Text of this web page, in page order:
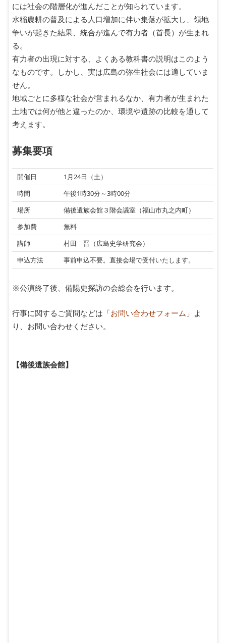
には社会の階層化が進んだことが知られています。
水稲農耕の普及による人口増加に伴い集落が拡大し、領地
争いが起きた結果、統合が進んで有力者（首長）が生まれ
る。
有力者の出現に対する、よくある教科書の説明はこのよう
なものです。しかし、実は広島の弥生社会には適していま
せん。
地域ごとに多様な社会が営まれるなか、有力者が生まれた
土地では何が他と違ったのか、環境や遺跡の比較を通して
考えます。
募集要項
開催日
1月24日（土）
時間
午後1時30分～3時00分
場所
備後遺族会館３階会議室（福山市丸之内町）
参加費
無料
講師
村田 晋（広島史学研究会）
申込方法
事前申込不要。直接会場で受付いたします。
※公演終了後、備陽史探訪の会総会を行います。
行事に関するご質問などは「お問い合わせフォーム 」よ
り、お問い合わせください。
【備後遺族会館】